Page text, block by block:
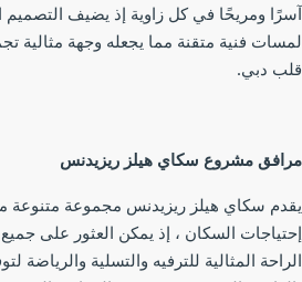
ومريحًا في كل زاوية إذ يضيف التصميم
فنية متقنة مما يجعله وجهة مثالية
دبي.
مشروع سكاي ھیلز ریزیدنس
سكاي ھیلز ریزیدنس مجموعة متنوعة من
السكان ، إذ يمكن العثور على جميع
المثالية للترفيه والتسلية والرياضة